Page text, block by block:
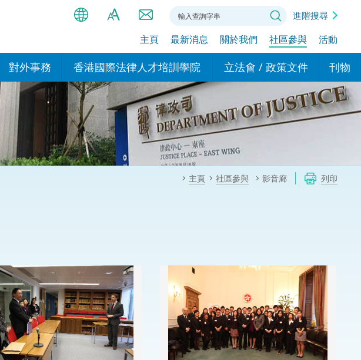
简
EN
Bahasa Indonesia (印尼語)
हिन्दी (印度語)
नेपाली (尼泊爾語)
Tiếng Việt (越南語)
A
A
進階搜尋
主頁 最新消息 關於我們 社區參與 活動
對外事務
國際政府機構在香港設立辦事
處或運作
多邊協定
其他協定
香港國際法律人才培訓學院
我們的學院
我們的專家委員會
我們的辦公室
我們的培訓課程和能力建設項
我們的年度回顧 2024-2025
立法會 / 政策文件
現行政策措施
政策文件
特別財務委員會
刊物
基本
民事
主頁 社區參與 影音廊 列印